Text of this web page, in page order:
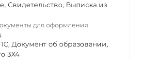
, Свидетельство, Выписка из
для оформления
, Документ об образовании,
3Х4